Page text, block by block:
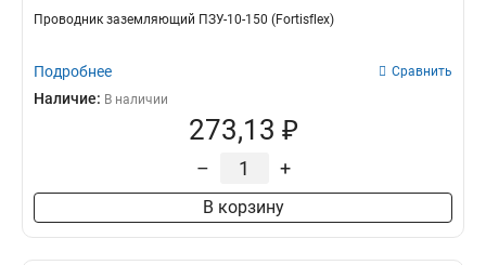
Проводник заземляющий ПЗУ-10-150 (Fortisflex)
Подробнее Сравнить
Наличие: В наличии
273,13 ₽
– +
В корзину